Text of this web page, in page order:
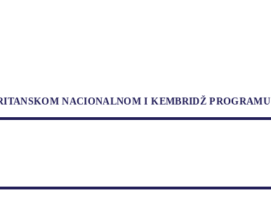
NACIONALNOM I KEMBRIDŽ PROGRAMU